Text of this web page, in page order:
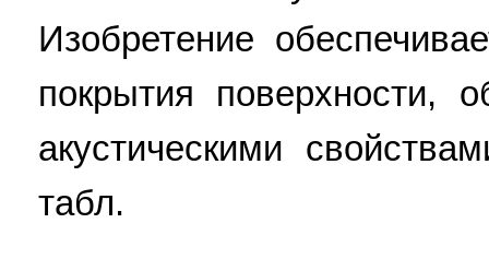
Изобретение
покрытия поверхности,
акустическими
табл.